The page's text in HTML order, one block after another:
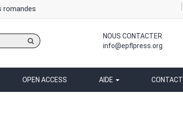
romandes
NOUS CONTACTER
info@epflpress.org
OPEN ACCESS AIDE CONTACT